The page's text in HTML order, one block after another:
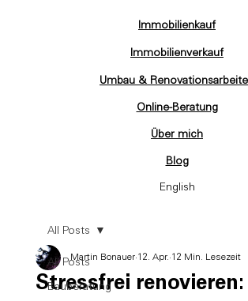
Immobilienkauf
Immobilienverkauf
Umbau &
Online-Beratung
Über mich
Blog
English
All Posts
Bauberatung
All Posts
Stressfrei renovieren:
Martin Bonauer 12. Apr. 12 Min. Lesezeit